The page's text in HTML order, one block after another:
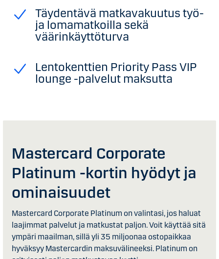
Täydentävä matkavakuutus työ-
ja lomamatkoilla sekä
väärinkäyttöturva
Lentokenttien Priority Pass VIP
lounge -palvelut maksutta
Mastercard Corporate
Platinum -kortin hyödyt ja
ominaisuudet
Mastercard Corporate Platinum on valintasi, jos haluat
laajimmat palvelut ja matkustat paljon. Voit käyttää sitä
ympäri maailman, sillä yli 35 miljoonaa ostopaikkaa
hyväksyy Mastercardin maksuvälineeksi. Platinum on